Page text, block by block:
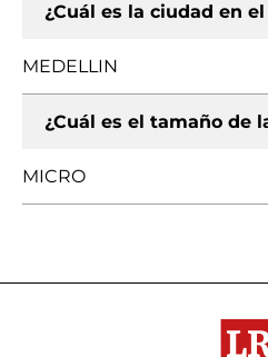
¿Cuál es la ciudad en
MEDELLIN
¿Cuál es el tamaño de
MICRO